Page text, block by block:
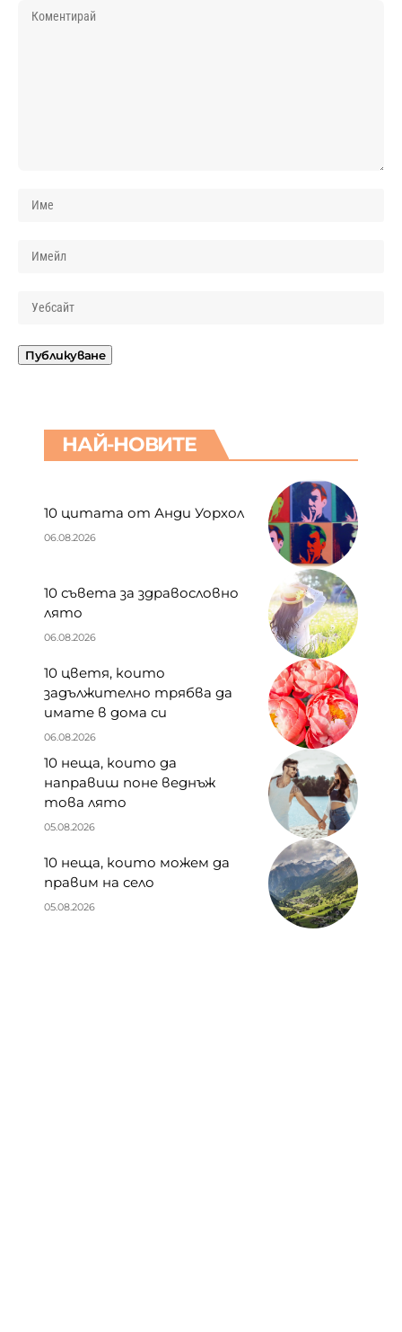
НАЙ-НОВИТЕ
10 цитата от Анди Уорхол
06.08.2026
10 съвета за здравословно
лято
06.08.2026
10 цветя, които
задължително трябва да
имате в дома си
06.08.2026
10 неща, които да
направиш поне веднъж
това лято
05.08.2026
10 неща, които можем да
правим на село
05.08.2026